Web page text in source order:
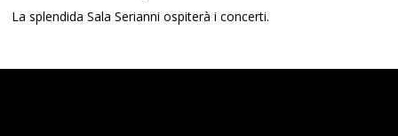
La splendida Sala Serianni ospiterà i concerti.